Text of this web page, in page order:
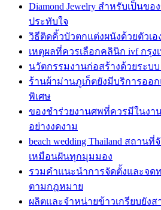
Diamond Jewelry สำหรับเป็นข
ประทับใจ
วิธีติดคิ้วบัวตกแต่งผนังด้วยตัวเ
เหตุผลที่ควรเลือกคลินิก ivf กรุง
นวัตกรรมงานก่อสร้างด้วยระบบ
ร้านผ้าม่านภูเก็ตยังมีบริการออ
พิเศษ
ของชำร่วยงานศพที่ควรมีในงา
อย่างงดงาม
beach wedding Thailand สถาน
เหมือนฝันทุกมุมมอง
รวมคำแนะนำการจัดตั้งและจด
ตามกฎหมาย
ผลิตและจำหน่ายข้าวเกรียบยัง